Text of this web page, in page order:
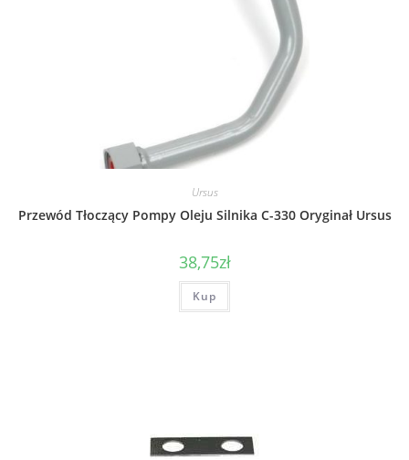
Ursus
Przewód Tłoczący Pompy Oleju Silnika C-330 Oryginał Ursus
38,75zł
Kup